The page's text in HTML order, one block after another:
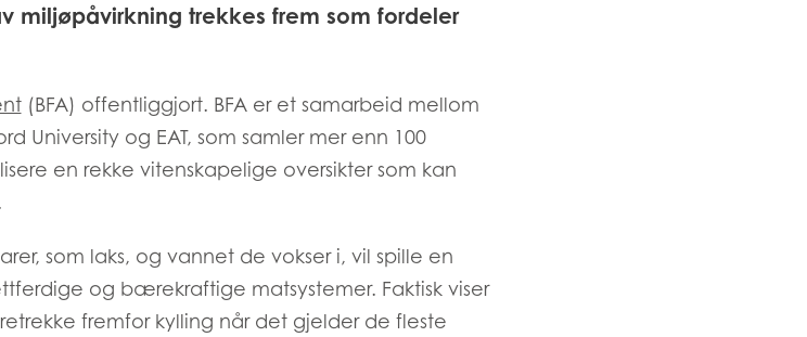
miljøpåvirkning trekkes frem som fordeler
(BFA) offentliggjort. BFA er et samarbeid mellom
University og EAT, som samler mer enn 100
en rekke vitenskapelige oversikter som kan
som laks, og vannet de vokser i, vil spille en
og bærekraftige matsystemer. Faktisk viser
fremfor kylling når det gjelder de fleste